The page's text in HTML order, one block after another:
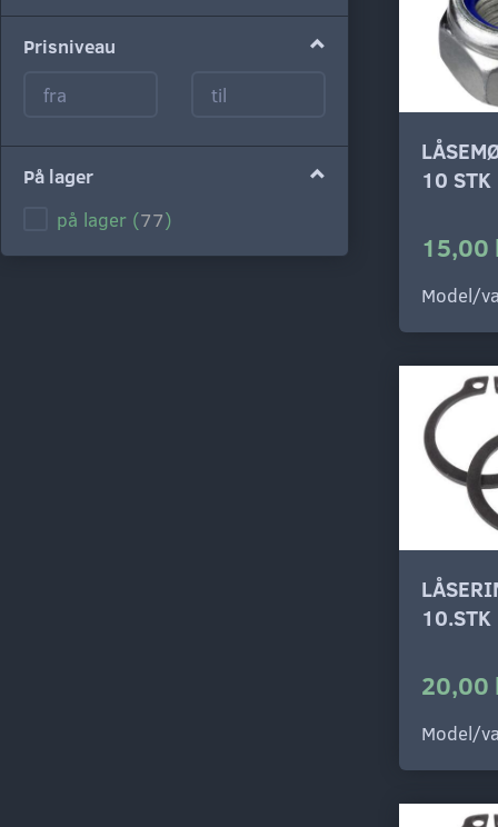
Prisniveau
På lager
på lager (77)
10 STK
15,00
Model/
10.STK
20,00
Model/